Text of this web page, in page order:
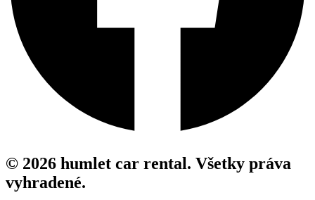
© 2026 humlet car rental. Všetky práva
vyhradené.